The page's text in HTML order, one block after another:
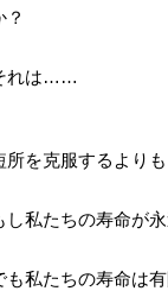
？
れは……
所を克服するより
し私たちの寿命が
も私たちの寿命は有